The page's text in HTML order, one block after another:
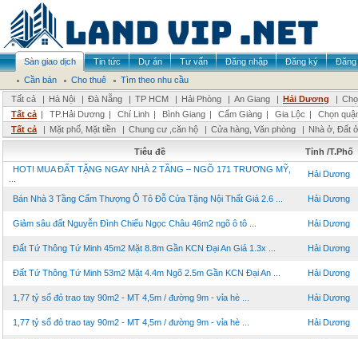
Sàn giao dịch Tin tức Dự án Tư vấn Đăng nhập Đăng ký
Đăng
Cần bán
Cho thuê
Tìm theo nhu cầu
Tất cả
| Hà Nội | Đà Nẵng | TP HCM | Hải Phòng | An Giang | Hải Dương |
Tất cả | TP.Hải Dương | Chí Linh | Bình Giang | Cẩm Giàng | Gia Lộc |
Chọn
Tất cả
| Mặt phố, Mặt tiền | Chung cư ,căn hộ | Cửa hàng, Văn phòng | Nhà ở, Đất ở
Tiêu đề
Tỉnh /T.Phố
HOT! MUA ĐẤT TẶNG NGAY NHÀ 2 TẦNG – NGÕ 171 TRƯƠNG MỸ,
Hải Dương
Bán Nhà 3 Tầng Cẩm Thượng Ô Tô Đỗ Cửa Tặng Nội Thất Giá 2.6 ... Hải Dương
Giảm sâu đất Nguyễn Đình Chiểu Ngọc Châu 46m2 ngõ ô tô ... Hải Dương
Đất Tứ Thông Tứ Minh 45m2 Mặt 8.8m Gần KCN Đại An Giá 1.3x ... Hải Dương
Đất Tứ Thông Tứ Minh 53m2 Mặt 4.4m Ngõ 2.5m Gần KCN Đại An ... Hải Dương
1,77 tỷ sổ đỏ trao tay 90m2 - MT 4,5m / đường 9m - vỉa hè ... Hải Dương
1,77 tỷ sổ đỏ trao tay 90m2 - MT 4,5m / đường 9m - vỉa hè ... Hải Dương